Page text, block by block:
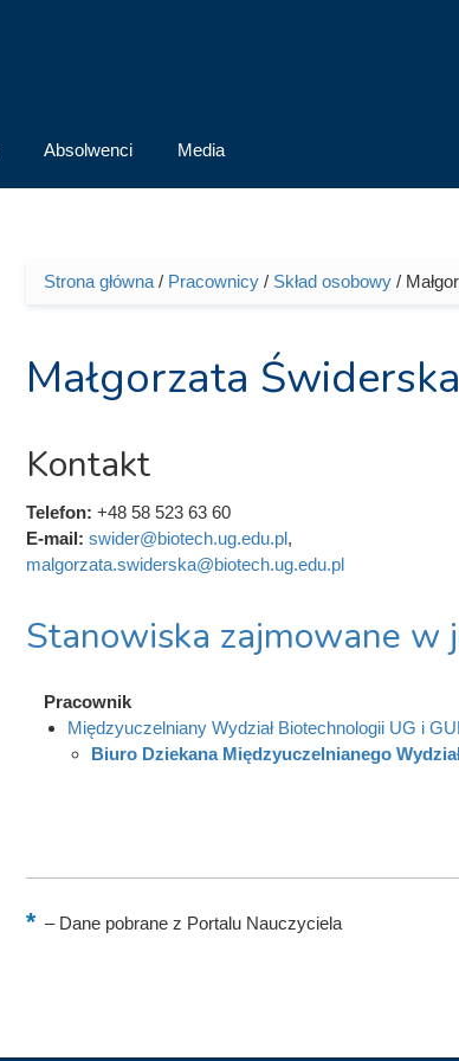
Absolwenci Media
Jesteś tutaj
Strona główna/ Pracownicy/ Skład osobowy/
Małgorzata Świderska
Kontakt
Telefon: +48 58 523 63 60
E-mail: swider@biotech.ug.edu.pl,
malgorzata.swiderska@biotech.ug.edu.pl
Stanowiska zajmowane w
Pracownik
Międzyuczelniany Wydział Biotechnologii UG i
Biuro Dziekana Międzyuczelnianego
–Dane pobrane z Portalu Nauczyciela